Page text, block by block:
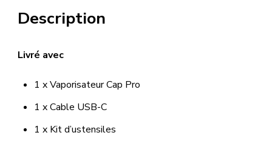
Description
Livré avec
1 x Vaporisateur Cap Pro
1 x Cable USB-C
1 x Kit d’ustensiles